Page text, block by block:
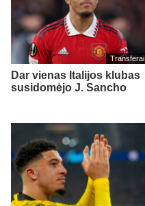
Transferai
Dar vienas Italijos klubas
susidomėjo J. Sancho